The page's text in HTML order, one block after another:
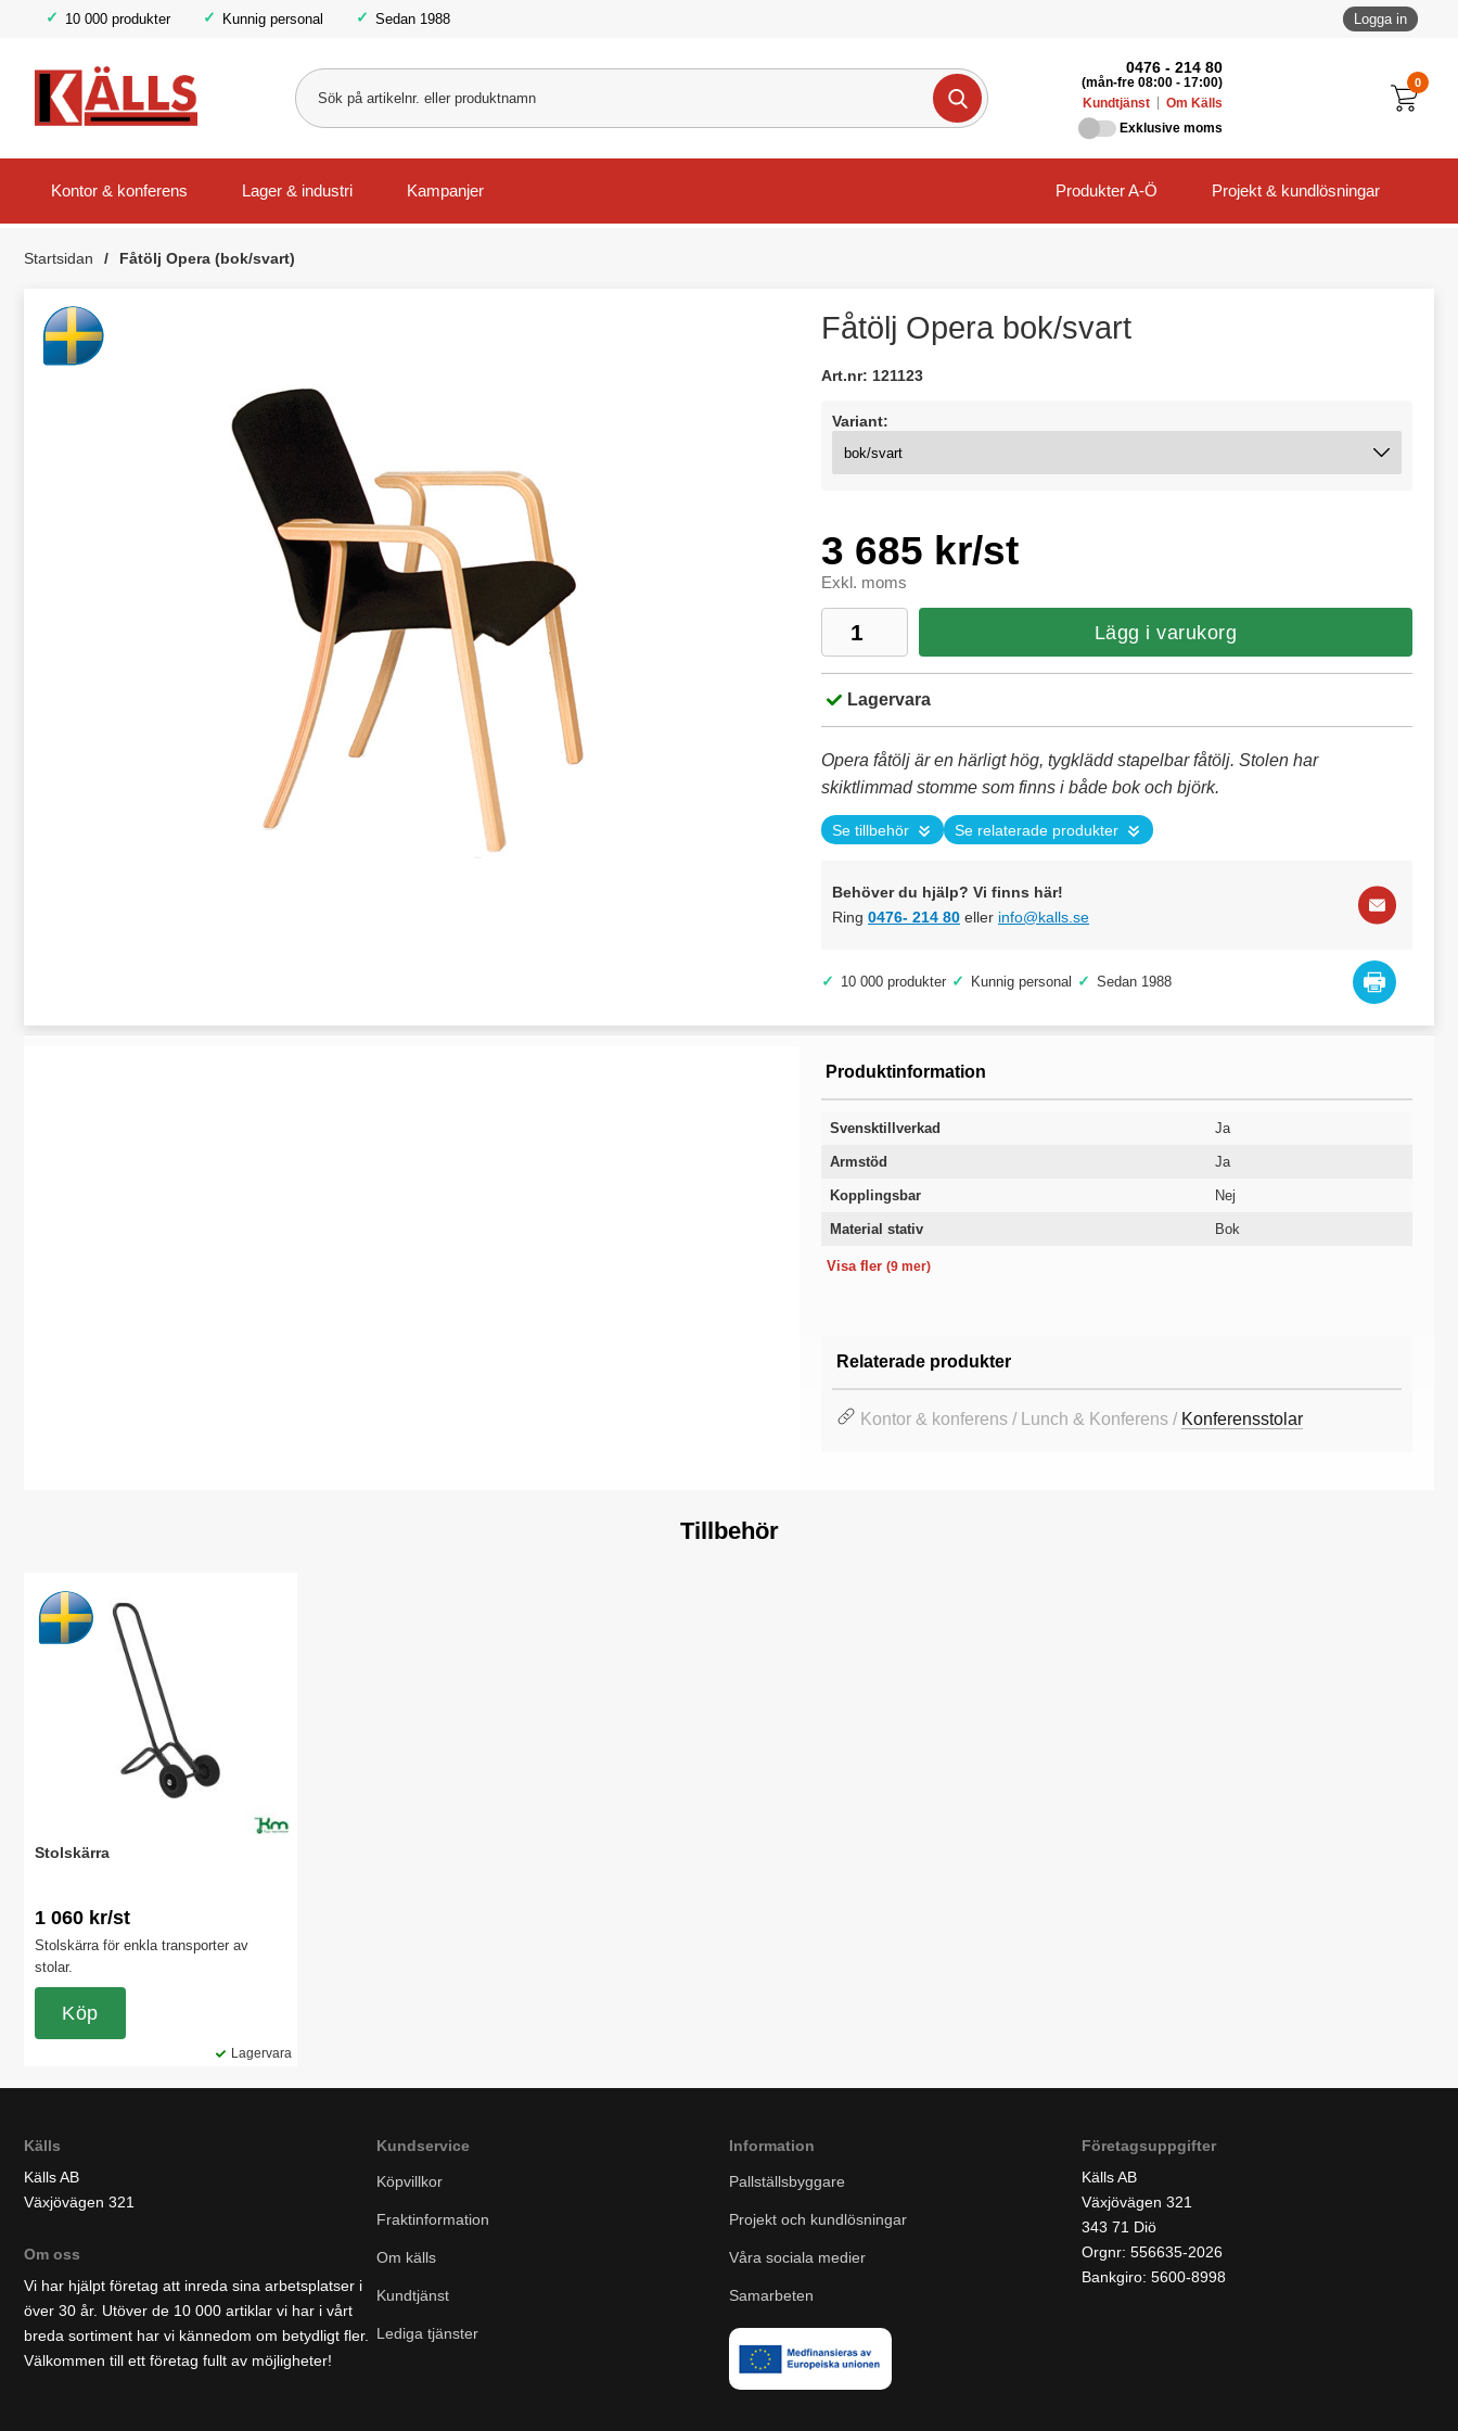
10 000 produkter Kunnig personal Sedan 1988 Logga in
0
0476 - 214 80
(mån-fre 08:00 - 17:00)
Kundtjänst
Om Källs
Exklusive moms
Kontor & konferens Lager & industri Kampanjer Produkter A-Ö Projekt & kundlösningar
Startsidan Fåtölj Opera (bok/svart)
Fåtölj Opera bok/svart
Art.nr: 121123
Variant:
3 685 kr/st
Exkl. moms
Lägg i varukorg
Lagervara
Opera fåtölj är en härligt hög, tygklädd stapelbar fåtölj. Stolen har
skiktlimmad stomme som finns i både bok och björk.
Se tillbehör Se relaterade produkter
Behöver du hjälp? Vi finns här!
Ring 0476- 214 80 eller info@kalls.se
✓ 10 000 produkter ✓ Kunnig personal ✓ Sedan 1988
Produktinformation
Svensktillverkad Ja
Armstöd Ja
Kopplingsbar Nej
Material stativ
Bok
Visa fler (9 mer)
Relaterade produkter
Kontor & konferens / Lunch & Konferens / Konferensstolar
Tillbehör
Stolskärra
1 060 kr/st
Stolskärra för enkla transporter av
stolar.
Lagervara
Köp
Källs
Källs AB
Växjövägen 321
Om oss
Vi har hjälpt företag att inreda sina arbetsplatser i
över 30 år. Utöver de 10 000 artiklar vi har i vårt
breda sortiment har vi kännedom om betydligt fler.
Välkommen till ett företag fullt av möjligheter!
Kundservice
Köpvillkor
Fraktinformation
Om källs
Kundtjänst
Lediga tjänster
Information
Pallställsbyggare
Projekt och kundlösningar
Våra sociala medier
Samarbeten
Företagsuppgifter
Källs AB
Växjövägen 321
343 71 Diö
Orgnr: 556635-2026
Bankgiro: 5600-8998